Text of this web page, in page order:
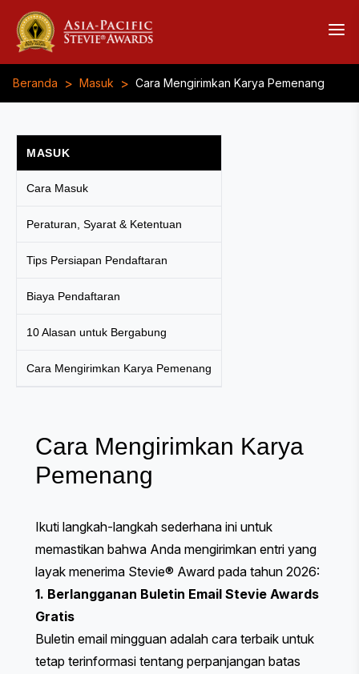
Beranda > Masuk > Cara Mengirimkan Karya Pemenang
MASUK
Cara Masuk
Peraturan, Syarat & Ketentuan
Tips Persiapan Pendaftaran
Biaya Pendaftaran
10 Alasan untuk Bergabung
Cara Mengirimkan Karya Pemenang
Cara Mengirimkan Karya
Pemenang
Ikuti langkah-langkah sederhana ini untuk
memastikan bahwa Anda mengirimkan entri yang
layak menerima Stevie® Award pada tahun 2026:
1. Berlangganan Buletin Email Stevie Awards
Gratis
Buletin email mingguan adalah cara terbaik untuk
tetap terinformasi tentang perpanjangan batas